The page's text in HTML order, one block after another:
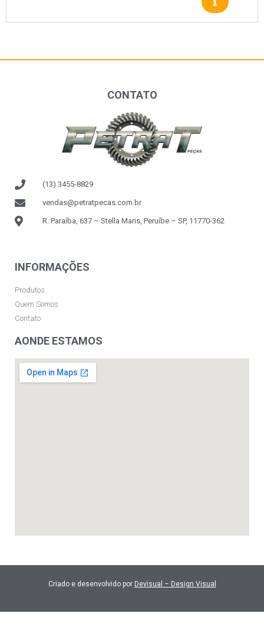
CONTATO
(13) 3455-8829
vendas@petratpecas.com.br
R. Paraíba, 637 – Stella Maris, Peruíbe – SP, 11770-362
INFORMAÇÕES
Produtos
Quem Somos
Contato
AONDE ESTAMOS
Criado e desenvolvido por Devisual – Design Visual